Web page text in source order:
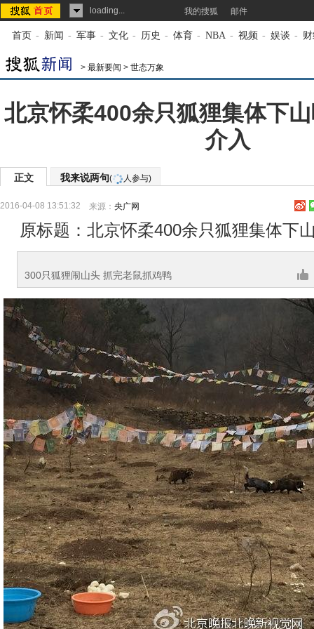
loading... 我的搜狐 邮件
首页 - 新闻 - 军事 - 文化 - 历史 - 体育 - NBA - 视频 - 娱谈 -
> 最新要闻 > 世态万象
北京怀柔400余只狐狸集体下
介入
正文 我来说两句( 人参与)
2016-04-08 13:51:32 来源： 央广网
原标题：北京怀柔400余只狐狸集体下
300只狐狸闹山头 抓完老鼠抓鸡鸭